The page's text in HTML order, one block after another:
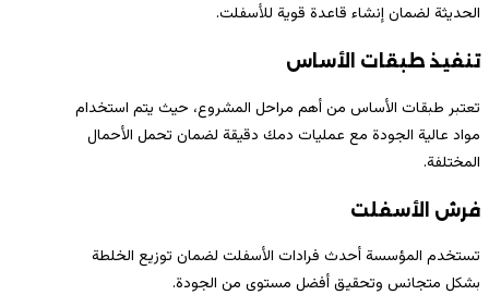
الحديثة لضمان إنشاء قاعدة قوية للأسفلت.
تنفيذ طبقات الأساس
تعتبر طبقات الأساس من أهم مراحل المشروع، حيث يتم استخدام
مواد عالية الجودة مع عمليات دمك دقيقة لضمان تحمل الأحمال
المختلفة.
فرش الأسفلت
تستخدم المؤسسة أحدث فرادات الأسفلت لضمان توزيع الخلطة
بشكل متجانس وتحقيق أفضل مستوى من الجودة.